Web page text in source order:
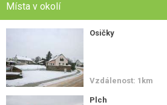
Místa v okolí
Osičky
Vzdálenost: 1km
Plch